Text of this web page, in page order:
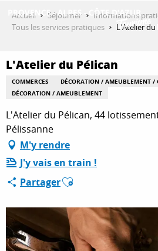
QUE FAIRE ?
SÉJOURNER
ESPACE PRO
Accueil Séjourner
Informations
Tous les services pratiques
L'Atelier du
L'Atelier du Pélican
COMMERCES
DÉCORATION / AMEUBLEMENT /
DÉCORATION / AMEUBLEMENT
L'Atelier du Pélican, 44
Pélissanne
M'y rendre
J'y vais en train !
PartagerAjouter aux favoris